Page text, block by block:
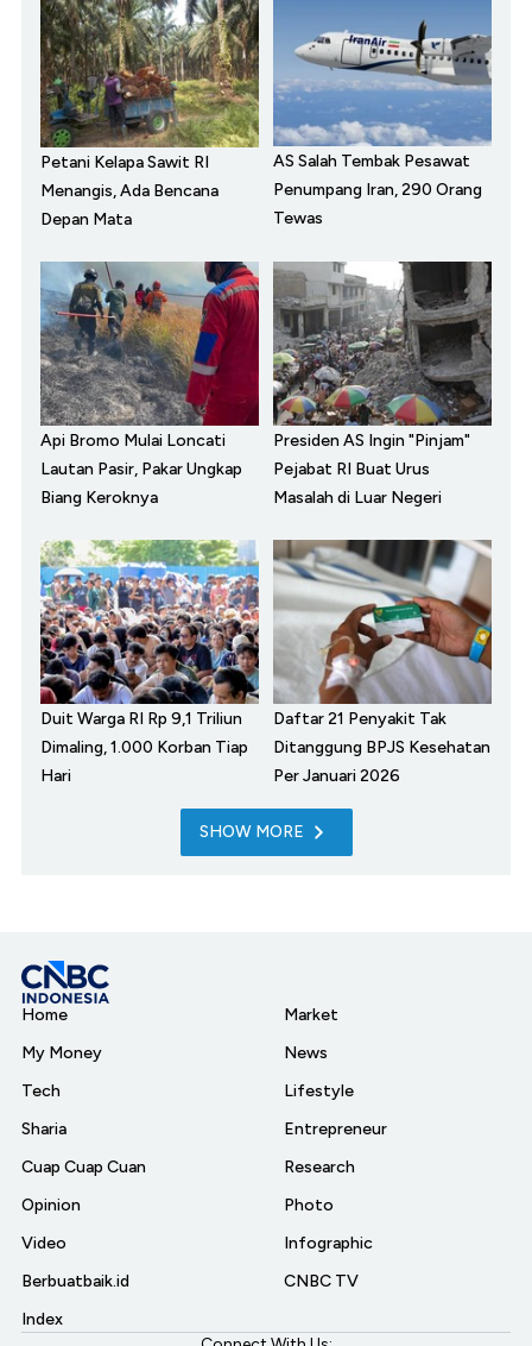
Petani Kelapa Sawit RI
Menangis, Ada Bencana
Depan Mata
AS Salah Tembak Pesawat
Penumpang Iran, 290 Orang
Tewas
Api Bromo Mulai Loncati
Lautan Pasir, Pakar Ungkap
Biang Keroknya
Presiden AS Ingin "Pinjam"
Pejabat RI Buat Urus
Masalah di Luar Negeri
Duit Warga RI Rp 9,1 Triliun
Dimaling, 1.000 Korban Tiap
Hari
Daftar 21 Penyakit Tak
Ditanggung BPJS Kesehatan
Per Januari 2026
SHOW MORE
Home
My Money
Tech
Sharia
Cuap Cuap Cuan
Opinion
Video
Berbuatbaik.id
Index
Market
News
Lifestyle
Entrepreneur
Research
Photo
Infographic
CNBC TV